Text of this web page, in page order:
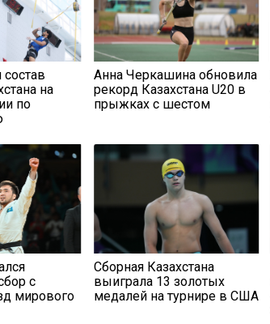
состав
на
по
Анна Черкашина обновила
рекорд Казахстана U20 в
прыжках с шестом
с
мирового
Сборная Казахстана
выиграла 13 золотых
медалей на турнире в США